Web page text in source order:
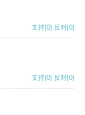
支持[0] 反对[0]
支持[0] 反对[0]